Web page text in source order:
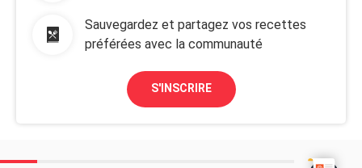
Sauvegardez et partagez vos recettes
préférées avec la communauté
S'INSCRIRE